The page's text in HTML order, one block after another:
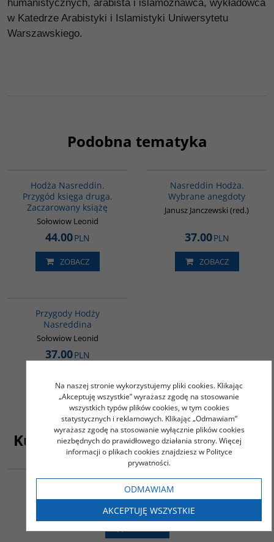
humanistycznych, arabista i islamoznawca, wykładowca
w Katedrze Arabistyki i Islamistyki Uniwersytetu
Warszawskiego.
Podobna tematyka
Hodża Nasreddin.
Przygód księga druga.
Zaczarowany książę
Sołowiow Leonid
44.00PLN
ZOBACZ
Nasreddin Hodża.
Wybrane anegdoty
Janusz Janczewski (red.)
37.00PLN
ZOBACZ
Przygody Hodży
Nasreddina
Sołowiow Leonid
37.00PLN
Kupujący ten produkt kupili także
Przygody Sindbada Żeglarza (wydanie arabsko-polskie)
36.00PLN
Na naszej stronie wykorzystujemy pliki cookies. Klikając
„Akceptuję wszystkie” wyrażasz zgodę na stosowanie
wszystkich typów plików cookies, w tym cookies
statystycznych i reklamowych. Klikając „Odmawiam”
wyrażasz zgodę na stosowanie wyłącznie plików cookies
niezbędnych do prawidłowego działania strony. Więcej
informacji o plikach cookies znajdziesz w Polityce
prywatności.
ODMAWIAM
AKCEPTUJĘ WSZYSTKIE